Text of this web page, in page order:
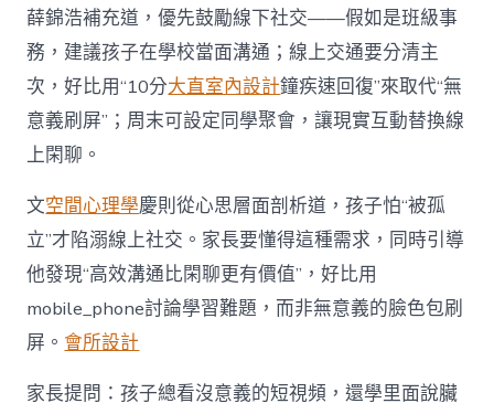
薛錦浩補充道，優先鼓勵線下社交——假如是班級事
務，建議孩子在學校當面溝通；線上交通要分清主
次，好比用“10分大直室內設計鐘疾速回復”來取代“無
意義刷屏”；周末可設定同學聚會，讓現實互動替換線
上閑聊。
文空間心理學慶則從心思層面剖析道，孩子怕“被孤
立”才陷溺線上社交。家長要懂得這種需求，同時引導
他發現“高效溝通比閑聊更有價值”，好比用
mobile_phone討論學習難題，而非無意義的臉色包刷
屏。會所設計
家長提問：孩子總看沒意義的短視頻，還學里面說臟